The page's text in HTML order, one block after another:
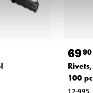
6990
100
12-995